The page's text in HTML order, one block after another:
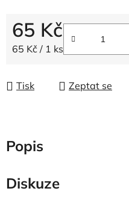
65 Kč
Měrná cena:
65 Kč / 1 ks
Tisk Zeptat se
Popis
Diskuze